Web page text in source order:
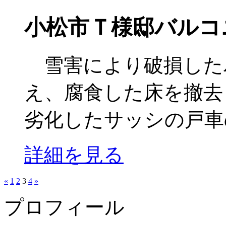
小松市Ｔ様邸バル
雪害により破損し
え、腐食した床を撤
劣化したサッシの戸
詳細を見る
« 1 2 3 4 »
プロフィール